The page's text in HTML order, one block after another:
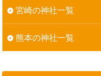
宮崎の神社一覧
熊本の神社一覧